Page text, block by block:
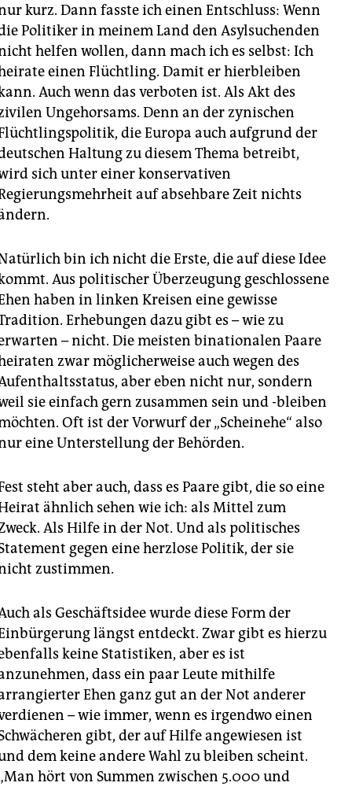
kurz. Dann fasste ich einen Entschluss: Wenn
Politiker in meinem Land den Asylsuchenden
helfen wollen, dann mach ich es selbst: Ich
einen Flüchtling. Damit er hierbleiben
Auch wenn das verboten ist. Als Akt des
Ungehorsams. Denn an der zynischen
die Europa auch aufgrund der
Haltung zu diesem Thema betreibt,
sich unter einer konservativen
auf absehbare Zeit nichts
bin ich nicht die Erste, die auf diese Idee
Aus politischer Überzeugung geschlossene
haben in linken Kreisen eine gewisse
Erhebungen dazu gibt es – wie zu
– nicht. Die meisten binationalen Paare
zwar möglicherweise auch wegen des
aber eben nicht nur, sondern
sie einfach gern zusammen sein und -bleiben
Oft ist der Vorwurf der „Scheinehe“ also
eine Unterstellung der Behörden.
steht aber auch, dass es Paare gibt, die so eine
ähnlich sehen wie ich: als Mittel zum
Als Hilfe in der Not. Und als politisches
gegen eine herzlose Politik, der sie
zustimmen.
als Geschäftsidee wurde diese Form der
längst entdeckt. Zwar gibt es hierzu
keine Statistiken, aber es ist
dass ein paar Leute mithilfe
Ehen ganz gut an der Not anderer
– wie immer, wenn es irgendwo einen
gibt, der auf Hilfe angewiesen ist
dem keine andere Wahl zu bleiben scheint.
hört von Summen zwischen 5.000 und